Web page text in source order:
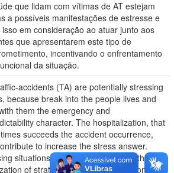
que lidam com vítimas de AT estejam
a possíveis manifestações de estresse e
isso em consideração ao atuar junto aos
que apresentarem este tipo de
incentivando o enfrentamento
da situação.
accidents (TA) are potentially stressing
because break into the people lives and
them the emergency and
character. The hospitalization, that
succeeds the accident occurrence,
to increase the stress answer.
situations demands from victims the
of strategies to face the situation. The